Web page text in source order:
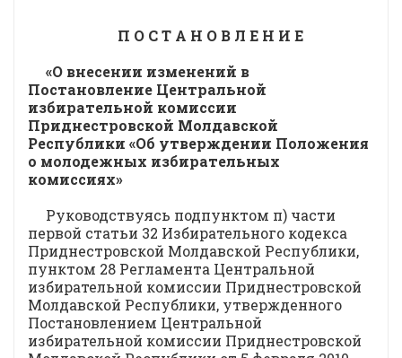
П О С Т А Н О В Л Е Н И Е
«О внесении изменений в
Постановление Центральной
избирательной комиссии
Приднестровской Молдавской
Республики «Об утверждении Положения
о молодежных избирательных
комиссиях»
Руководствуясь подпунктом п) части
первой статьи 32 Избирательного кодекса
Приднестровской Молдавской Республики,
пунктом 28 Регламента Центральной
избирательной комиссии Приднестровской
Молдавской Республики, утвержденного
Постановлением Центральной
избирательной комиссии Приднестровской